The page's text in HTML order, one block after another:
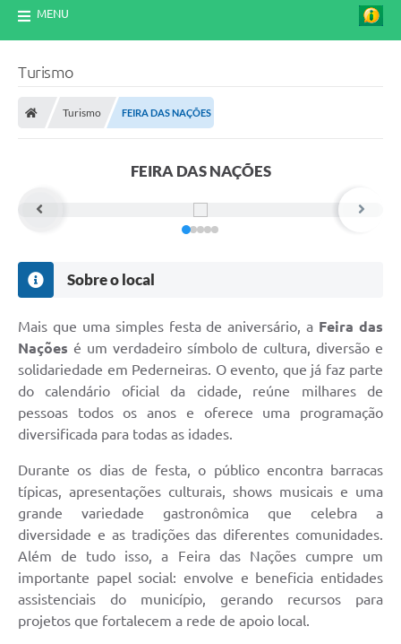
MENU
Turismo
Turismo FEIRA DAS NAÇÕES
FEIRA DAS NAÇÕES
Sobre o local
Mais que uma simples festa de aniversário, a Feira das
Nações é um verdadeiro símbolo de cultura, diversão e
solidariedade em Pederneiras. O evento, que já faz parte
do calendário oficial da cidade, reúne milhares de
pessoas todos os anos e oferece uma programação
diversificada para todas as idades.
Durante os dias de festa, o público encontra barracas
típicas, apresentações culturais, shows musicais e uma
grande variedade gastronômica que celebra a
diversidade e as tradições das diferentes comunidades.
Além de tudo isso, a Feira das Nações cumpre um
importante papel social: envolve e beneficia entidades
assistenciais do município, gerando recursos para
projetos que fortalecem a rede de apoio local.